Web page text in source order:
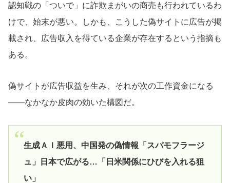
認知戦の「ついで」に詐欺まがいの商売も行われているわ
けで、始末が悪い。しかも、こうした偽サイトに広告が掲
載され、広告収入を得ている企業が存在するという指摘も
ある。
偽サイトが広告収益を生み、それが次の工作資金になる
――なかなか皮肉の効いた構図だ。
生成ＡＩ悪用、中国発の偽情報「スパモフラージ
ュ」日本で広がる…「日米関係にひびを入れる狙
い」